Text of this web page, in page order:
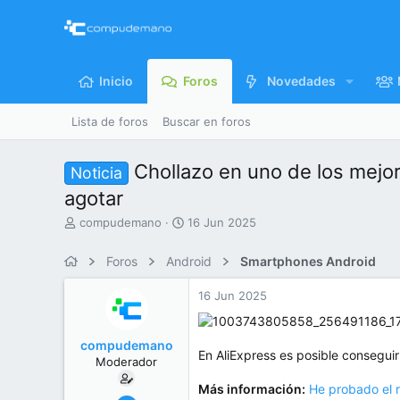
Inicio Foros Novedades
Lista de foros Buscar en foros
Noticia
Chollazo en uno de los
agotar
I
r
compudemano
F
c
h
16 Jun 2025
Foros Android Smartphones Android
compudemano
Moderador
16 Jun 2025
En AliExpress es posible
Más información: He probado el